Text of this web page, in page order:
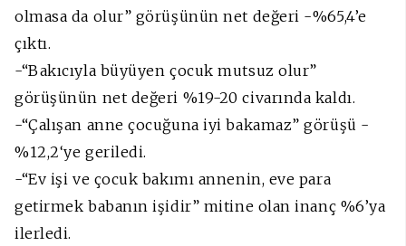
olmasa da olur” görüşünün net değeri -%65,4’e
çıktı.
-“Bakıcıyla büyüyen çocuk mutsuz olur”
görüşünün net değeri %19-20 civarında kaldı.
-“Çalışan anne çocuğuna iyi bakamaz” görüşü -
%12,2‘ye geriledi.
-“Ev işi ve çocuk bakımı annenin, eve para
getirmek babanın işidir” mitine olan inanç %6’ya
ilerledi.